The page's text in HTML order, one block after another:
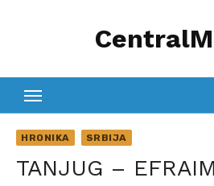
HRONIKA SRBIJA
TANJUG –